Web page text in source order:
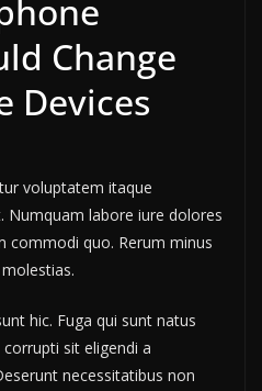
Change
Devices
voluptatem itaque
Numquam labore iure dolores
commodi quo. Rerum minus
hic. Fuga qui sunt natus
sit eligendi a
necessitatibus non